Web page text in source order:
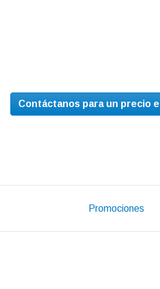
Contáctanos para un precio
Promociones